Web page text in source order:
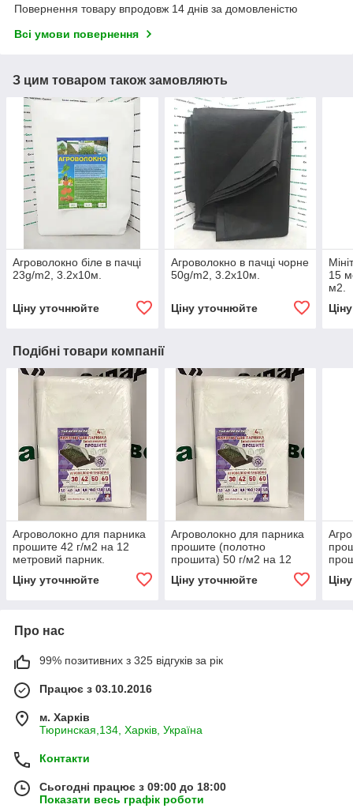
Повернення товару впродовж 14 днів за домовленістю
Всі умови повернення
З цим товаром також замовляють
Агроволокно біле в пачці
23g/m2, 3.2х10м.
Ціну уточнюйте
Агроволокно в пачці чорне
50g/m2, 3.2х10м.
Ціну уточнюйте
15
м2.
Подібні товари компанії
Агроволокно для парника
прошите 42 г/м2 на 12
метровий парник.
Ціну уточнюйте
Агроволокно для парника
прошите (полотно
прошита) 50 г/м2 на 12
Ціну уточнюйте
Про нас
99% позитивних з 325 відгуків за рік
Працює з 03.10.2016
м. Харків
Тюринская,134, Харків, Україна
Контакти
Сьогодні працює з 09:00 до 18:00
Показати весь графік роботи